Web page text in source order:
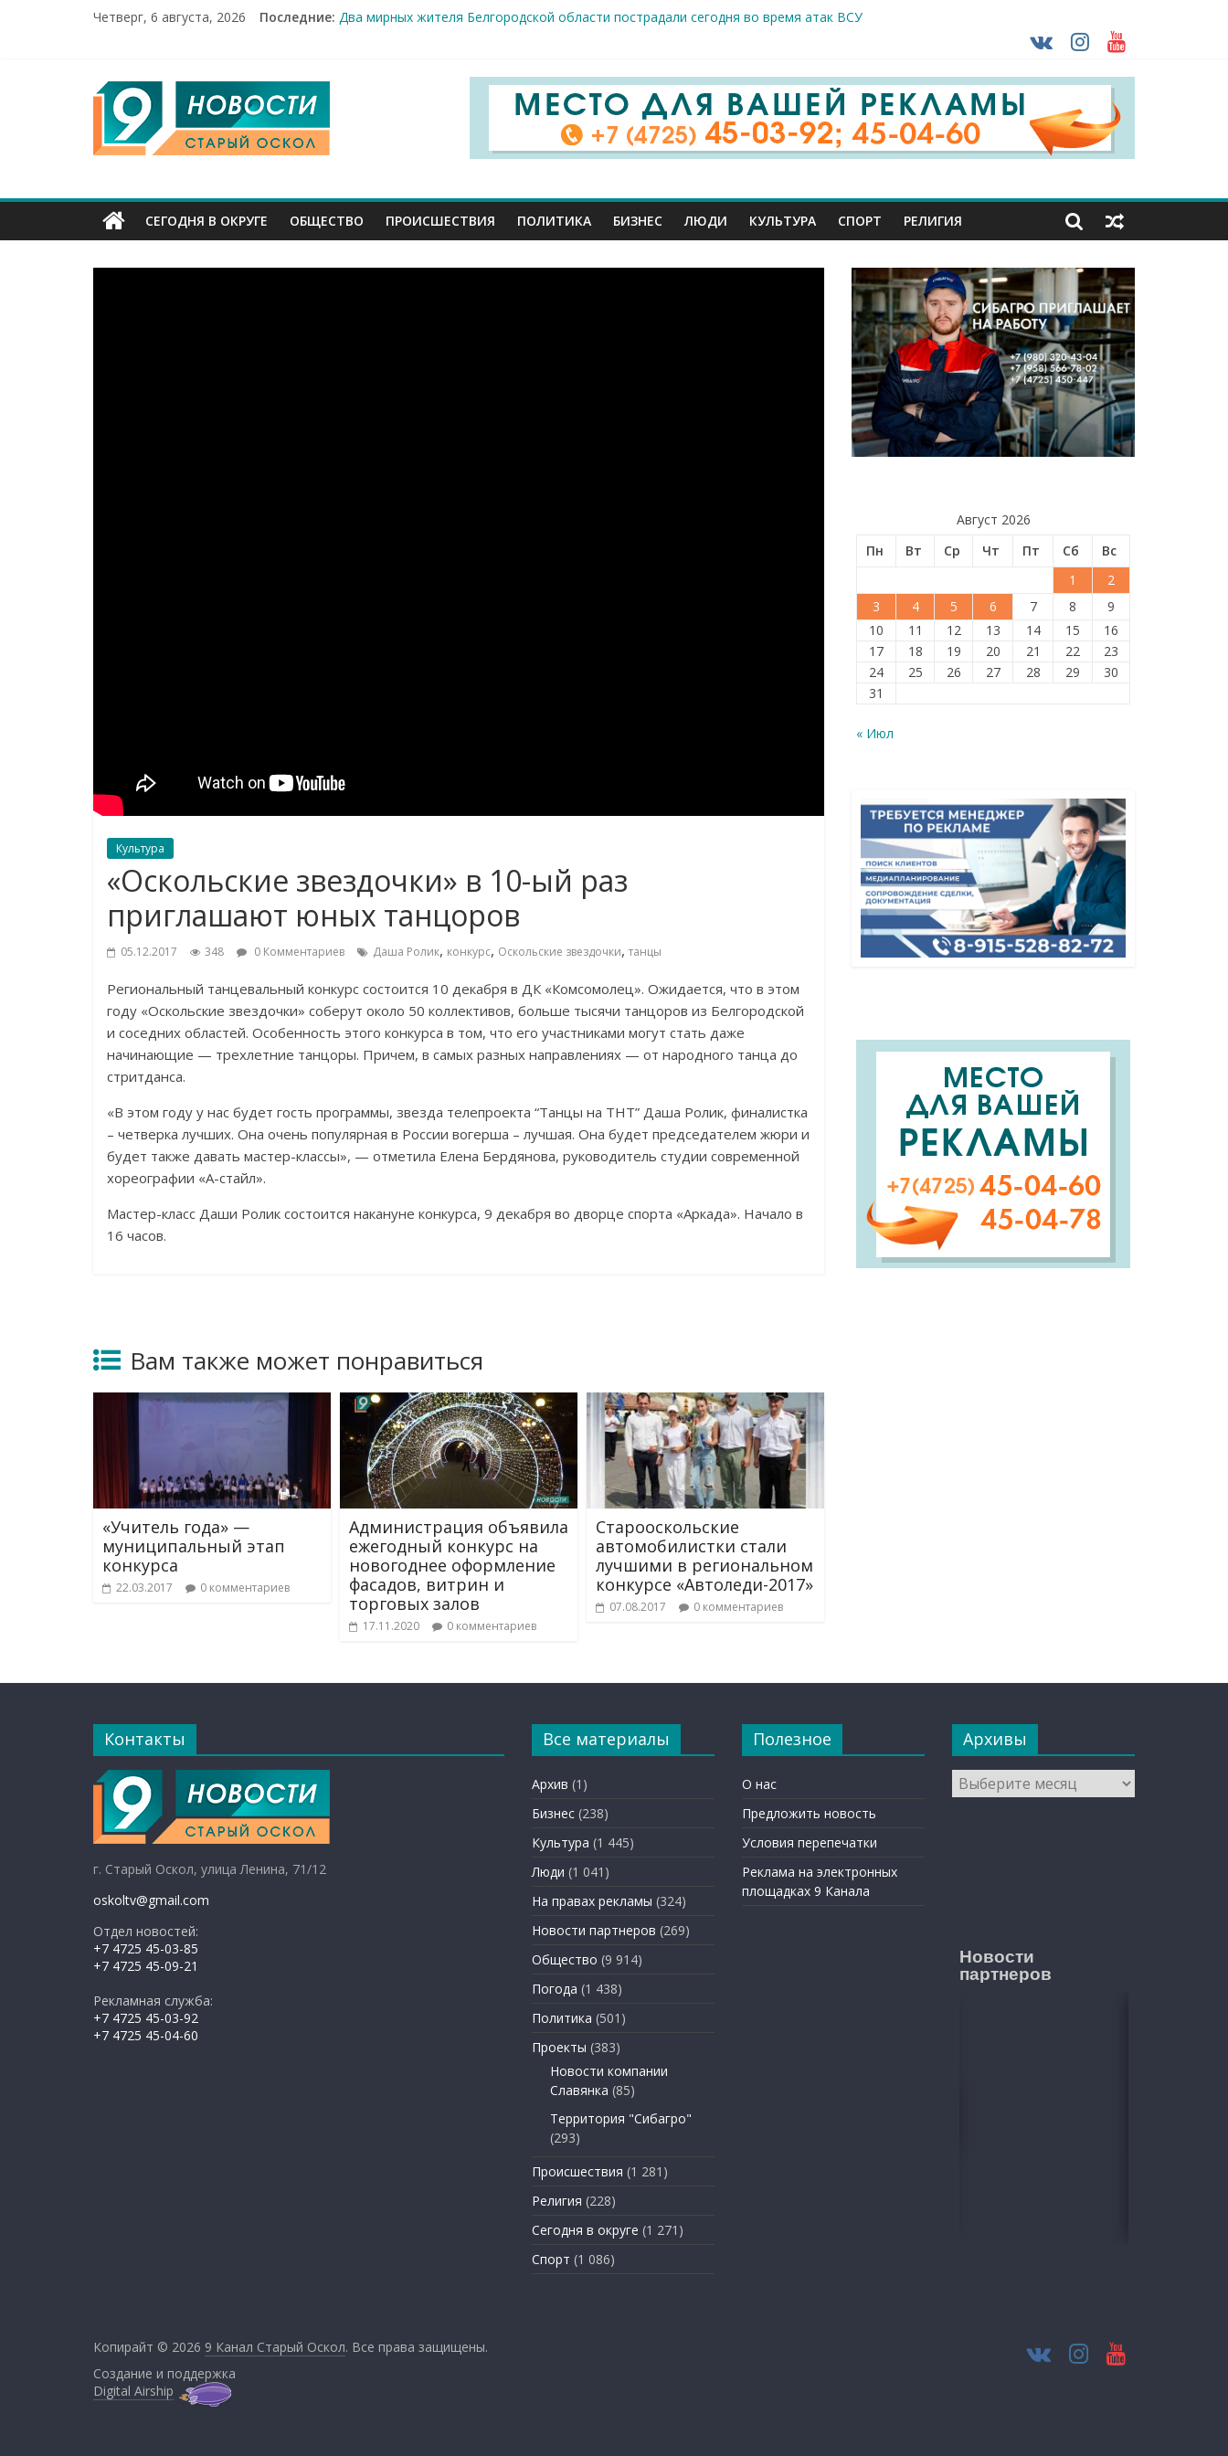
Четверг, 6 августа, 2026 Последние: Два мирных жителя Белгородской области пострадали сегодня во время атак ВСУ
100%-я раскрываемость особо тяжких преступлений: в Старооскольском отделе СК подвели итоги первого полугодия
Рейд по местам несанкционированной торговли: что и где можно продавать без штрафа?
«Купеческие салоны»: старооскольский краеведческий музей приглашает окунуться в прошлое
9
Канал
Старый
Оскол
СЕГОДНЯ В ОКРУГЕ ОБЩЕСТВО ПРОИСШЕСТВИЯ ПОЛИТИКА БИЗНЕС ЛЮДИ КУЛЬТУРА СПОРТ РЕЛИГИЯ
Культура
«Оскольские звездочки» в 10-ый раз
приглашают юных танцоров
05.12.2017 348 0 Комментариев Даша Ролик, конкурс, Оскольские звездочки, танцы
Региональный танцевальный конкурс состоится 10 декабря в ДК «Комсомолец». Ожидается, что в этом
году «Оскольские звездочки» соберут около 50 коллективов, больше тысячи танцоров из Белгородской
и соседних областей. Особенность этого конкурса в том, что его участниками могут стать даже
начинающие — трехлетние танцоры. Причем, в самых разных направлениях — от народного танца до
стритданса.
«В этом году у нас будет гость программы, звезда телепроекта “Танцы на ТНТ” Даша Ролик, финалистка
– четверка лучших. Она очень популярная в России вогерша – лучшая. Она будет председателем жюри и
будет также давать мастер-классы», — отметила Елена Бердянова, руководитель студии современной
хореографии «А-стайл».
Мастер-класс Даши Ролик состоится накануне конкурса, 9 декабря во дворце спорта «Аркада». Начало в
16 часов.
Вам также может понравиться
«Учитель года» —
муниципальный этап
конкурса
22.03.2017 0 комментариев
Администрация объявила
ежегодный конкурс на
новогоднее оформление
фасадов, витрин и
торговых залов
17.11.2020 0 комментариев
Старооскольские
автомобилистки стали
лучшими в региональном
конкурсе «Автоледи-2017»
07.08.2017 0 комментариев
Август 2026
Пн
Вт Ср Чт Пт Сб
Вс
1
2
3
4 5 6 7 8
9
10
11 12 13 14 15
16
17
18 19 20 21 22
23
24
25 26 27 28 29
30
31
« Июл
Контакты
г. Старый Оскол, улица Ленина, 71/12
oskoltv@gmail.com
Отдел новостей:
+7 4725 45-03-85
+7 4725 45-09-21
Рекламная служба:
+7 4725 45-03-92
+7 4725 45-04-60
Все материалы
Архив (1)
Бизнес (238)
Культура (1 445)
Люди (1 041)
На правах рекламы (324)
Новости партнеров (269)
Общество (9 914)
Погода (1 438)
Политика (501)
Проекты (383)
Новости компании
Славянка (85)
Территория "Сибагро"
(293)
Происшествия (1 281)
Религия (228)
Сегодня в округе (1 271)
Спорт (1 086)
Полезное
О нас
Предложить новость
Условия перепечатки
Реклама на электронных
площадках 9 Канала
Архивы
Архивы
Новости
партнеров
Копирайт © 2026 9 Канал Старый Оскол. Все права защищены.
Создание и поддержка
Digital Airship